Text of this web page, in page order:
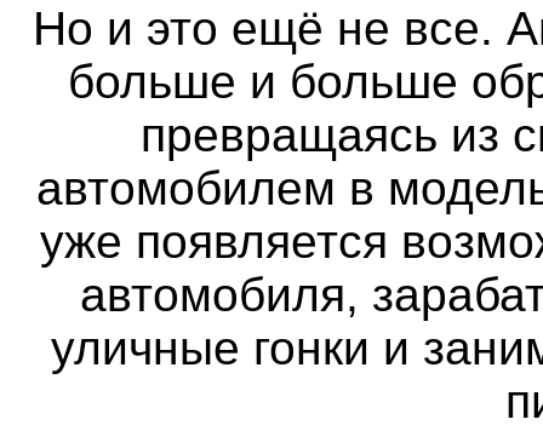
Но и это ещё не все.
больше и больше
превращаясь из
автомобилем в
уже появляется
автомобиля,
уличные гонки и